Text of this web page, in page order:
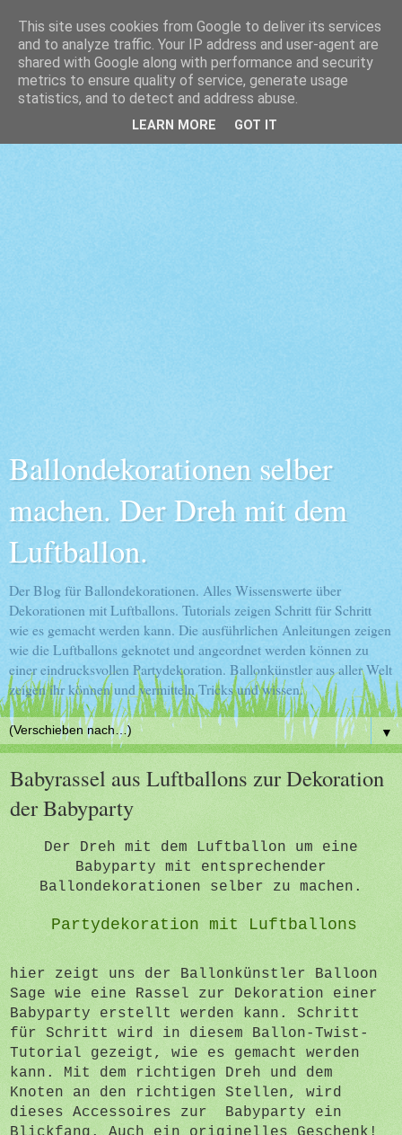
Ballondekorationen selber
machen. Der Dreh mit dem
Luftballon.
Der Blog für Ballondekorationen. Alles Wissenswerte über
Dekorationen mit Luftballons. Tutorials zeigen Schritt für Schritt
wie es gemacht werden kann. Die ausführlichen Anleitungen zeigen
wie die Luftballons geknotet und angeordnet werden können zu
einer eindrucksvollen Partydekoration. Ballonkünstler aus aller Welt
zeigen ihr können und vermitteln Tricks und wissen.
▼
Babyrassel aus Luftballons zur Dekoration
der Babyparty
Der Dreh mit dem Luftballon um eine
Babyparty mit entsprechender
Ballondekorationen selber zu machen.
Partydekoration mit Luftballons
hier zeigt uns der Ballonkünstler Balloon
Sage wie eine Rassel zur Dekoration einer
Babyparty erstellt werden kann. Schritt
für Schritt wird in diesem Ballon-Twist-
Tutorial gezeigt, wie es gemacht werden
kann. Mit dem richtigen Dreh und dem
Knoten an den richtigen Stellen, wird
dieses Accessoires zur Babyparty ein
This site uses cookies from Google to deliver its services
and to analyze traffic. Your IP address and user-agent are
shared with Google along with performance and security
metrics to ensure quality of service, generate usage
statistics, and to detect and address abuse.
LEARN MORE GOT IT